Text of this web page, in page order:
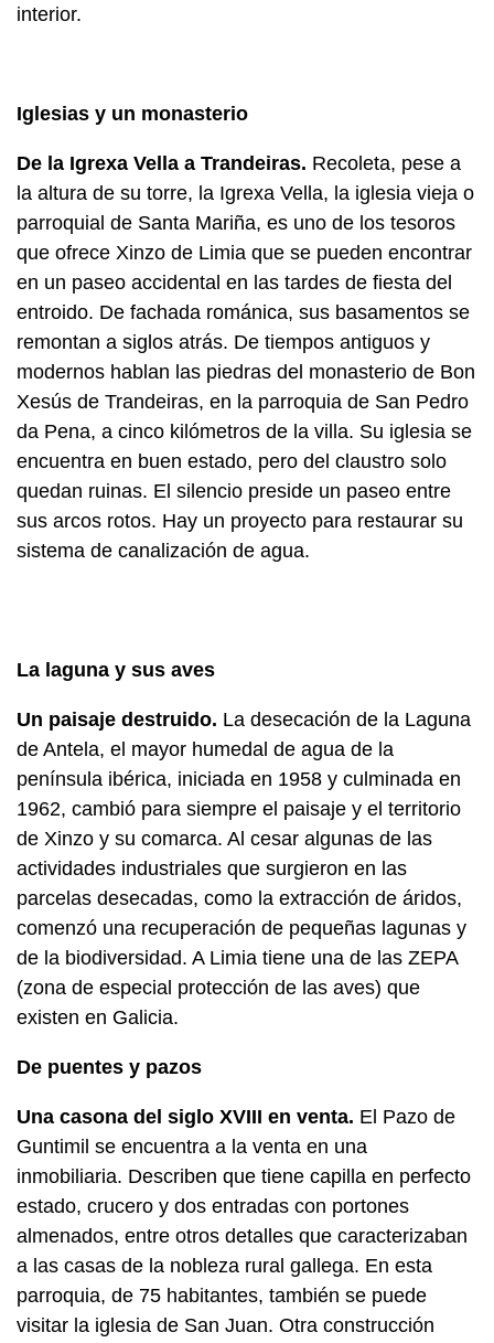
interior.
Iglesias y un monasterio
De la Igrexa Vella a Trandeiras. Recoleta, pese a
la altura de su torre, la Igrexa Vella, la iglesia vieja o
parroquial de Santa Mariña, es uno de los tesoros
que ofrece Xinzo de Limia que se pueden encontrar
en un paseo accidental en las tardes de fiesta del
entroido. De fachada románica, sus basamentos se
remontan a siglos atrás. De tiempos antiguos y
modernos hablan las piedras del monasterio de Bon
Xesús de Trandeiras, en la parroquia de San Pedro
da Pena, a cinco kilómetros de la villa. Su iglesia se
encuentra en buen estado, pero del claustro solo
quedan ruinas. El silencio preside un paseo entre
sus arcos rotos. Hay un proyecto para restaurar su
sistema de canalización de agua.
La laguna y sus aves
Un paisaje destruido. La desecación de la Laguna
de Antela, el mayor humedal de agua de la
península ibérica, iniciada en 1958 y culminada en
1962, cambió para siempre el paisaje y el territorio
de Xinzo y su comarca. Al cesar algunas de las
actividades industriales que surgieron en las
parcelas desecadas, como la extracción de áridos,
comenzó una recuperación de pequeñas lagunas y
de la biodiversidad. A Limia tiene una de las ZEPA
(zona de especial protección de las aves) que
existen en Galicia.
De puentes y pazos
Una casona del siglo XVIII en venta. El Pazo de
Guntimil se encuentra a la venta en una
inmobiliaria. Describen que tiene capilla en perfecto
estado, crucero y dos entradas con portones
almenados, entre otros detalles que caracterizaban
a las casas de la nobleza rural gallega. En esta
parroquia, de 75 habitantes, también se puede
visitar la iglesia de San Juan. Otra construcción